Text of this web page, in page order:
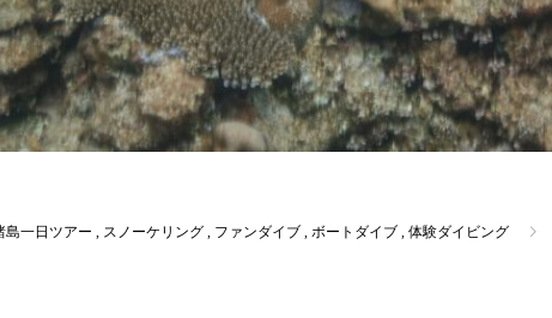
島一日ツアー スノーケリング ファンダイブ ボートダイブ 体験ダイビング